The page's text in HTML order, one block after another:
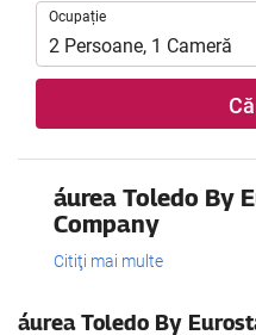
Ocupație
Ocupație
2 Persoane, 1 Cameră
áurea Toledo By
Company
Citiţi mai multe
áurea Toledo By